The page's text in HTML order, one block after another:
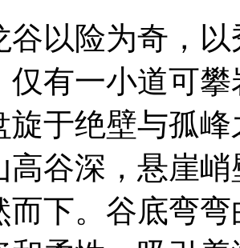
险为奇，以
仅有一小道可
旋于绝壁与孤
高谷深，悬崖
而下。谷底弯